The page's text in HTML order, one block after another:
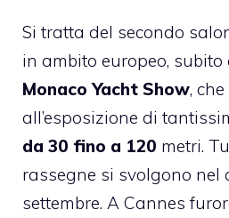
Si tratta del secondo
in ambito europeo,
Monaco Yacht Show,
all’esposizione di
da 30 fino a 120 metri.
rassegne si svolgono nel
settembre. A Cannes